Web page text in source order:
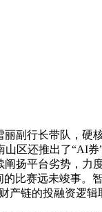
行长带队，硬
区还推出了“AI
扬平台劣势，
比赛远未竣事
链的投融资逻